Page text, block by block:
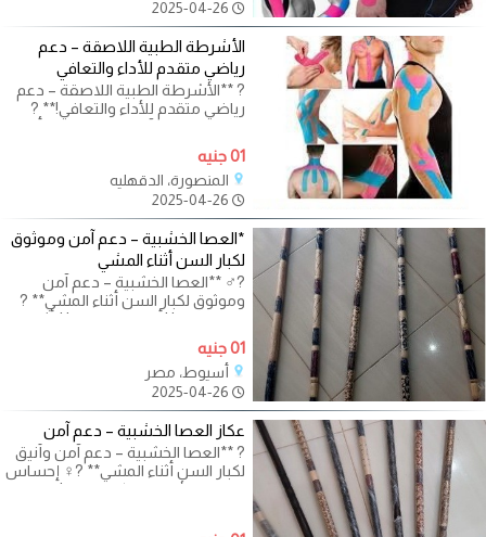
الأشرطة الطبية اللاصقة – دعم
رياضي متقدم للأداء والتعافي
? **الأشرطة الطبية اللاصقة – دعم
رياضي متقدم للأداء والتعافي!** ?
01 جنيه
المنصورة، الدقهليه
*العصا الخشبية – دعم آمن وموثوق
لكبار السن أثناء المشي
?‍♂️ **العصا الخشبية – دعم آمن
وموثوق لكبار السن أثناء المشي** ?
تسعى إلى **أمان واستقرار** أثناء
01 جنيه
أسيوط، مصر
عكاز العصا الخشبية – دعم آمن
? **العصا الخشبية – دعم آمن وأنيق
لكبار السن أثناء المشي** ?‍♀️ إحساس
بالراحة والأمان مع كل خطوة!